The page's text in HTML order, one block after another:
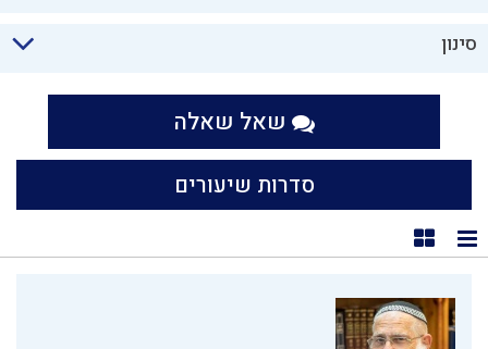
סינון
שאל שאלה
סדרות שיעורים
תצוגת רשימה
תצוגת קוביות